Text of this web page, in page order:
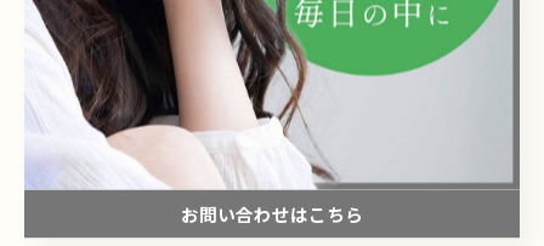
のタイミングなど、細部までこだわった施術が美髪への
近道です。利用者からは「仕上がりのツヤが違う」「髪
がまとまりやすくなった」といった声が多く、定期的な
サロンシャンプーが髪質改善のポイントとなります。自
宅ケアとの違いを実感しやすい点も、美容室ならではの
お問い合わせはこちら